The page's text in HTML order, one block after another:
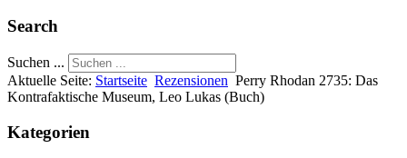
Search
Suchen ...
Aktuelle Seite: Startseite Rezensionen Perry Rhodan 2735: Das
Kontrafaktische Museum, Leo Lukas (Buch)
Kategorien